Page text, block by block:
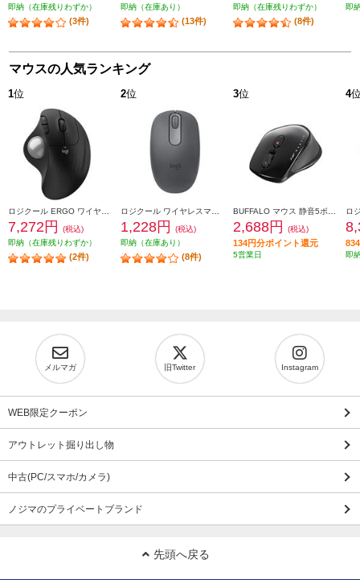
即納（在庫残りわずか）
(3件)
即納（在庫あり）
(13件)
即納（在庫残りわずか）
(8件)
即
マウスの人気ランキング
1位
7,272円
(税込)
即納（在庫残りわずか）
(2件)
2位
1,228円
(税込)
即納（在庫あり）
(8件)
3位
2,688円 (税込)
134円分ポイント還元
5営業日
4
即
メルマガ 旧Twitter Instagram
WEB限定クーポン
アウトレット掘り出し物
中古(PC/スマホ/カメラ)
ノジマのプライベートブランド
先頭へ戻る